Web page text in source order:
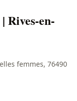
Rives-en-
femmes, 76490